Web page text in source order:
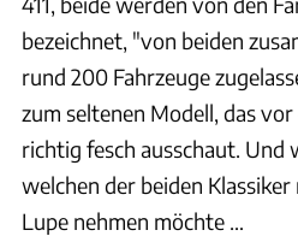
bezeichnet, "von beiden
rund 200 Fahrzeuge
zum seltenen Modell, das
richtig fesch ausschaut. Und
welchen der beiden
Lupe nehmen möchte …